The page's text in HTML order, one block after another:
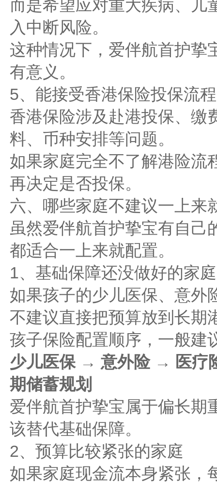
而是希望应对重大疾病、儿
入中断风险。
这种情况下，爱伴航首护挚
有意义。
5、能接受香港保险投保流
香港保险涉及赴港投保、缴
料、币种安排等问题。
如果家庭完全不了解港险流
再决定是否投保。
六、哪些家庭不建议一上来
虽然爱伴航首护挚宝有自己
都适合一上来就配置。
1、基础保障还没做好的家庭
如果孩子的少儿医保、意外
不建议直接把预算放到长期
孩子保险配置顺序，一般建
少儿医保 → 意外险 → 医疗
期储蓄规划
爱伴航首护挚宝属于偏长期
该替代基础保障。
2、预算比较紧张的家庭
如果家庭现金流本身紧张，